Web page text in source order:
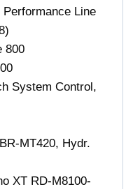
Line
800
System Control,
MT420, Hydr.
XT RD-M8100-